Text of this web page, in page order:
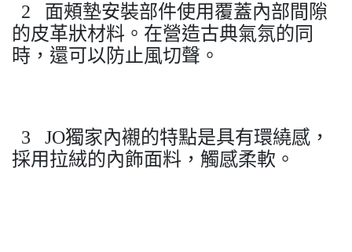
2 面頰墊安裝部件使用覆蓋內部間隙
的皮革狀材料。在營造古典氣氛的同
時，還可以防止風切聲。
3 JO獨家內襯的特點是具有環繞感，
採用拉絨的內飾面料，觸感柔軟。